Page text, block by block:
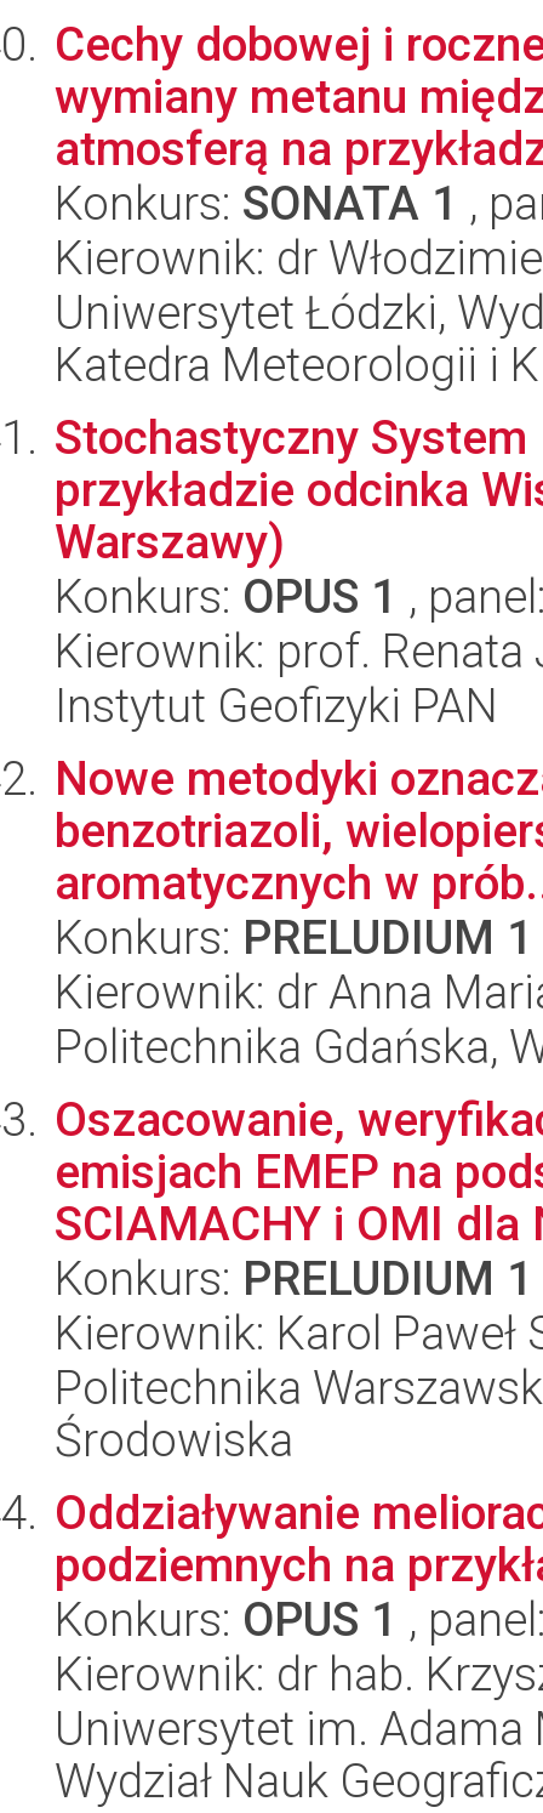
Cechy dobowej i
wymiany metanu
atmosferą na
Konkurs: SONATA 1 ,
Kierownik: dr
Uniwersytet Łódzki,
Katedra Meteorologii i
Stochastyczny
przykładzie odcinka
Warszawy)
Konkurs: OPUS 1 ,
Kierownik: prof.
Instytut Geofizyki PAN
Nowe metodyki
benzotriazoli,
aromatycznych w
Konkurs: PRELUDIUM 1
Kierownik: dr Anna
Politechnika Gdańska,
Oszacowanie,
emisjach EMEP na
SCIAMACHY i OMI dla
Konkurs: PRELUDIUM 1
Kierownik: Karol Paweł
Politechnika
Środowiska
Oddziaływanie
podziemnych na
Konkurs: OPUS 1 ,
Kierownik: dr hab.
Uniwersytet im.
Wydział Nauk